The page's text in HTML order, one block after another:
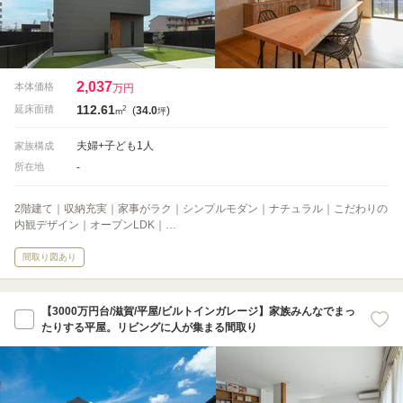
本体価格 2,037万円
延床面積 112.61m2 (34.0坪)
家族構成 夫婦+子ども1人
所在地 -
2階建て｜収納充実｜家事がラク｜シンプルモダン｜ナチュラル｜こだわりの
内観デザイン｜オープンLDK｜…
間取り図あり
【3000万円台/滋賀/平屋/ビルトインガレージ】家族みんなでまっ
たりする平屋。リビングに人が集まる間取り